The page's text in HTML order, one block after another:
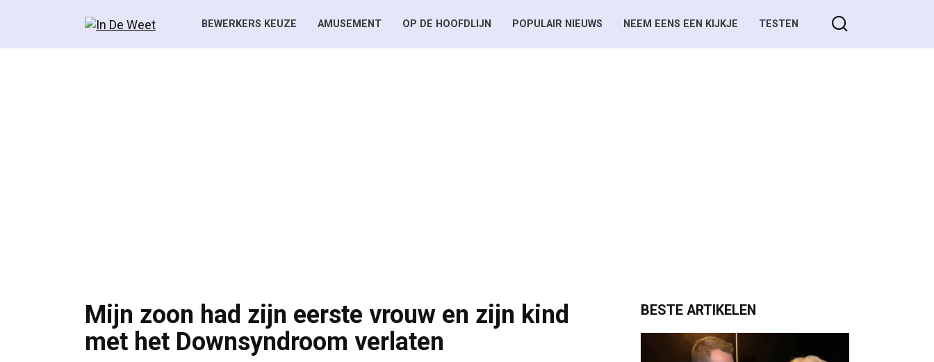
BEWERKERS KEUZE AMUSEMENT OP DE HOOFDLIJN POPULAIR NIEUWS NEEM EENS EEN KIJKJE TESTEN
Mijn zoon had zijn eerste vrouw en zijn kind
met het Downsyndroom verlaten
BESTE ARTIKELEN